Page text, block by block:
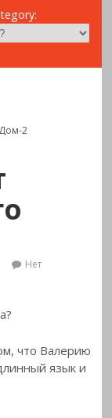
2
Нет
что Валерию
язык и